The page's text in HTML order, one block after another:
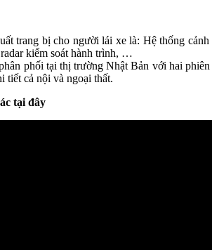
trang bị cho người lái xe là: Hệ thống
kiểm soát hành trình, …
phối tại thị trường Nhật Bản với hai
tiết cả nội và ngoại thất.
tại đây